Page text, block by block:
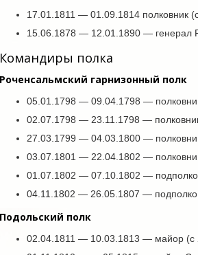
17.01.1811 — 01.09.1814 полковник
15.06.1878 — 12.01.1890 — генерал
Командиры полка
Роченсальмский гарнизонный полк
05.01.1798 — 09.04.1798 —
02.07.1798 — 23.11.1798 —
27.03.1799 — 04.03.1800 —
03.07.1801 — 22.04.1802 —
01.07.1802 — 07.10.1802 —
04.11.1802 — 26.05.1807 —
Подольский полк
02.04.1811 — 10.03.1813 — майор (с